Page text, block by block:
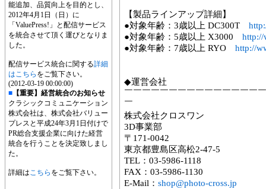
能追加、品質向上を目的とし、
2012年4月1日（日）に
「ValuePress!」と配信サービス
を統合させて頂く運びとなりま
した。
配信サービス統合に関する詳細
はこちら をご覧下さい。
(2012-03-19 00:00:00)
■ 【重要】経営統合のお知らせ
クラシックコミュニケーション
株式会社は、株式会社バリュー
プレスと平成24年3月1日付けで
PR総合支援企業に向けた経営
統合を行うことを決定致しまし
た。
詳細はこちら をご覧下さい。
【製品ラインアップ詳細】
●対象年齢：3歳以上 DC300T
●対象年齢：5歳以上 X3000 http://
●対象年齢：7歳以上 RYO http://
◆運営会社
￣￣￣￣￣￣￣￣￣￣￣￣￣￣￣
￣
株式会社クロスワン
3D事業部
〒171-0042
東京都豊島区高松2-47-5
TEL：03-5986-1118
FAX：03-5986-1130
E-Mail： shop@photo-cross.jp